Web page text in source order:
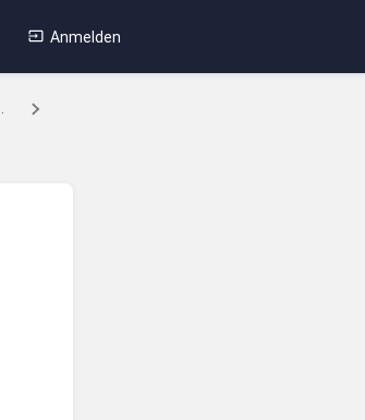
Anmelden